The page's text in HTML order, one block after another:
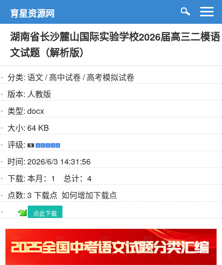
育星资源网
湖南省长沙麓山国际实验学校2026届高三二模语
文试题（解析版）
分类: 语文/高中试卷/高考模拟试卷
版本: 人教版
类型: docx
大小: 64 KB
评级:
时间: 2026/6/3 14:31:56
下载: 本月：1 总计：4
点数: 3 下载点 如何增加下载点
点此下载